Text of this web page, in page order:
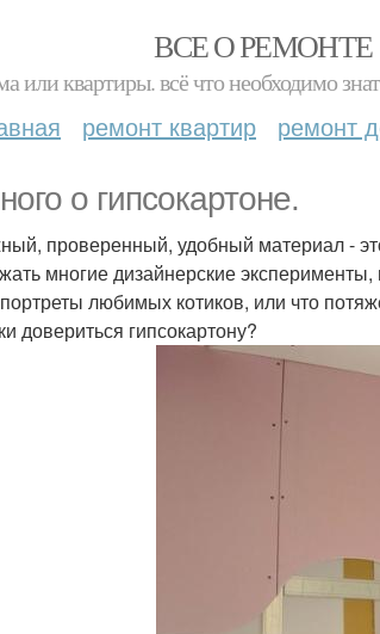
ВСЕ О РЕМОНТЕ
или квартиры. всё что необходимо
ремонт квартир ремонт
о гипсокартоне.
проверенный, удобный материал -
многие дизайнерские
любимых котиков, или что
довериться гипсокартону?